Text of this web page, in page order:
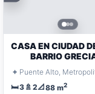
CASA EN CIUDAD
BARRIO
⌖
🛏️3 🚿 2📐88 m2